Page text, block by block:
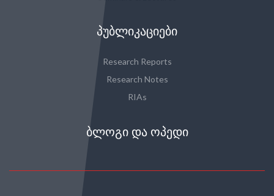
ᲞᲣᲑᲚᲘᲙᲐᲪᲘᲔᲑᲘ
Research Reports
Research Notes
RIAs
ᲑᲚᲝᲒᲘ ᲓᲐ ᲝᲞᲔᲓᲘ